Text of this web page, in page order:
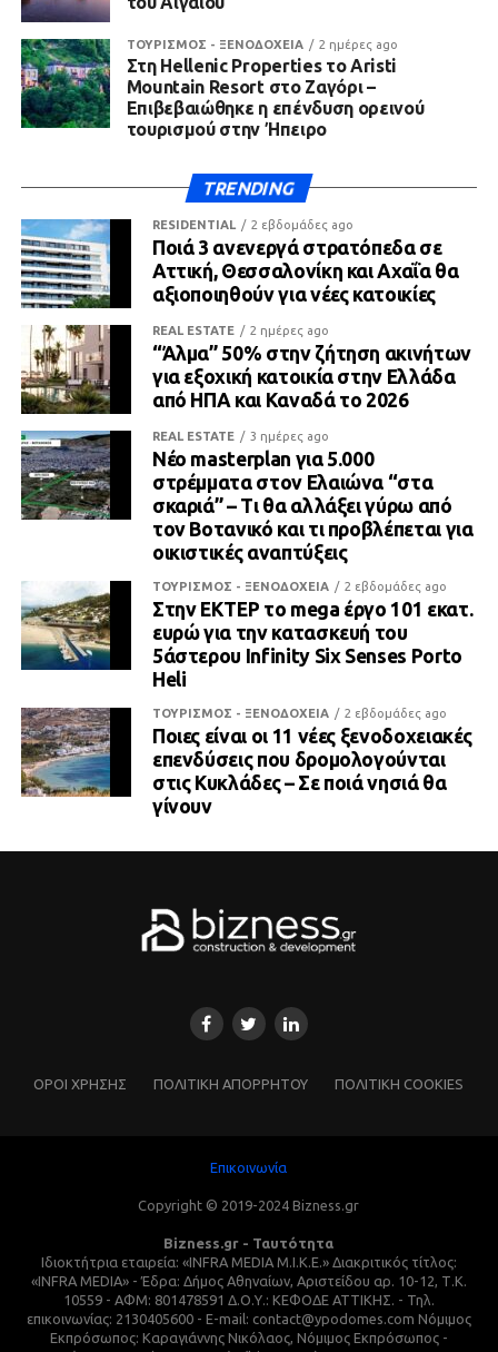
ΤΟΥΡΙΣΜΟΣ - ΞΕΝΟΔΟΧΕΙΑ 2 ημέρες ago
Στη Hellenic Properties το Aristi
Mountain Resort στο Ζαγόρι –
Επιβεβαιώθηκε η επένδυση ορεινού
τουρισμού στην Ήπειρο
TRENDING
RESIDENTIAL 2 εβδομάδες ago
Ποιά 3 ανενεργά στρατόπεδα σε
Αττική, Θεσσαλονίκη και Αχαΐα θα
αξιοποιηθούν για νέες κατοικίες
REAL ESTATE 2 ημέρες ago
“Άλμα” 50% στην ζήτηση ακινήτων
για εξοχική κατοικία στην Ελλάδα
από ΗΠΑ και Καναδά το 2026
REAL ESTATE 3 ημέρες ago
Νέο masterplan για 5.000
στρέμματα στον Ελαιώνα “στα
σκαριά” – Τι θα αλλάξει γύρω από
τον Βοτανικό και τι προβλέπεται για
οικιστικές αναπτύξεις
ΤΟΥΡΙΣΜΟΣ - ΞΕΝΟΔΟΧΕΙΑ 2 εβδομάδες ago
Στην ΕΚΤΕΡ το mega έργο 101 εκατ.
ευρώ για την κατασκευή του
5άστερου Infinity Six Senses Porto
Heli
ΤΟΥΡΙΣΜΟΣ - ΞΕΝΟΔΟΧΕΙΑ 2 εβδομάδες ago
Ποιες είναι οι 11 νέες ξενοδοχειακές
επενδύσεις που δρομολογούνται
στις Κυκλάδες – Σε ποιά νησιά θα
γίνουν
ΌΡΟΙ ΧΡΗΣΗΣ ΠΟΛΙΤΙΚΗ ΑΠΟΡΡΗΤΟΥ ΠΟΛΙΤΙΚΗ COOKIES
Επικοινωνία
Copyright © 2019-2024 Bizness.gr
Bizness.gr - Ταυτότητα
Ιδιοκτήτρια εταιρεία: «INFRA MEDIA M.I.K.E.» Διακριτικός τίτλος:
«INFRA MEDIA» - Έδρα: Δήμος Αθηναίων, Αριστείδου αρ. 10-12, Τ.Κ.
10559 - ΑΦΜ: 801478591 Δ.Ο.Υ.: ΚΕΦΟΔΕ ΑΤΤΙΚΗΣ. - Τηλ.
επικοινωνίας: 2130405600 - E-mail: contact@ypodomes.com Νόμιμος
Εκπρόσωπος: Καραγιάννης Νικόλαος, Νόμιμος Εκπρόσωπος -